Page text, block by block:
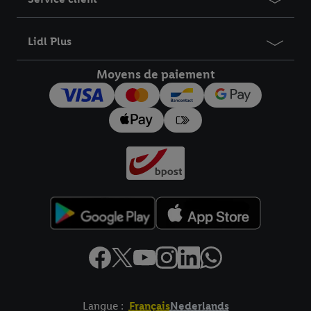
Lidl Plus
Moyens de paiement
Langue : FrançaisNederlands